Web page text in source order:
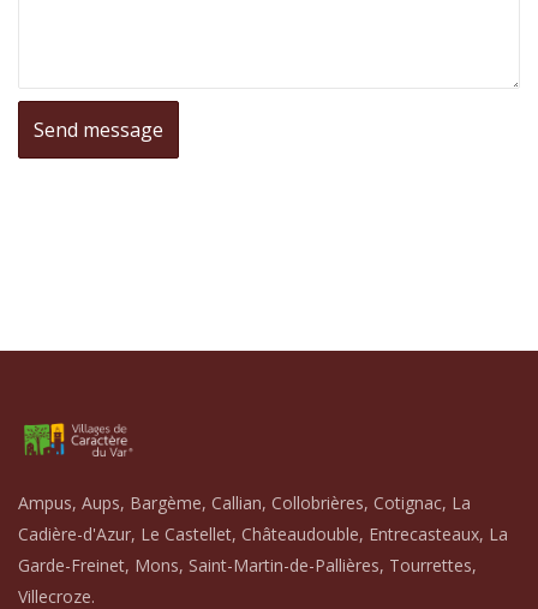
Ampus, Aups, Bargème, Callian, Collobrières, Cotignac, La
Cadière-d'Azur, Le Castellet, Châteaudouble, Entrecasteaux, La
Garde-Freinet, Mons, Saint-Martin-de-Pallières, Tourrettes,
Villecroze.